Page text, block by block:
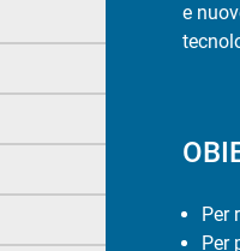
e
Per
Per